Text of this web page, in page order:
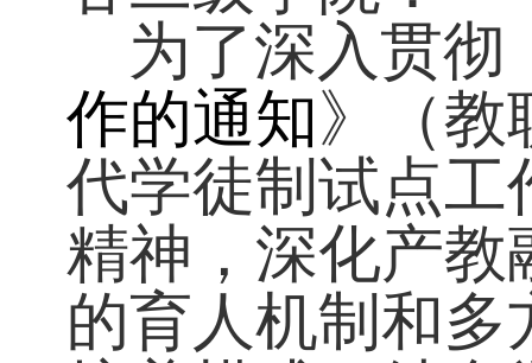
各二级学院：
为了深入贯
作的通知》（
代学徒制试点
精神，深化产